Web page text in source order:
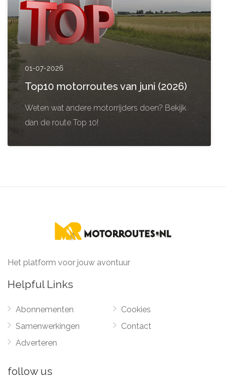
01-07-2026
Top10 motorroutes van juni (2026)
Weten wat andere motorrijders doen? Bekijk
dan de route Top 10!
Het platform voor jouw avontuur
Helpful Links
Abonnementen
Samenwerkingen
Adverteren
Cookies
Contact
follow us